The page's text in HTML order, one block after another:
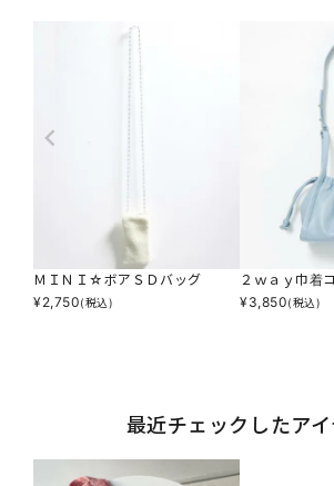
ＭＩＮＩ☆ボアＳＤバッグ
¥2,750(税込)
２ｗａｙ巾着
¥3,850(税込)
最近チェックしたアイ